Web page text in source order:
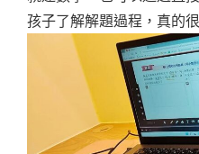
孩子了解解題過程，真的